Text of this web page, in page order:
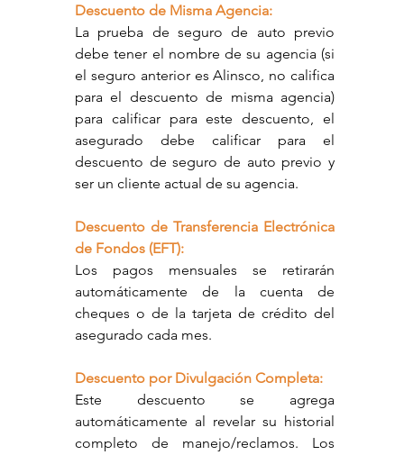
Descuento de Misma Agencia:
La prueba de seguro de auto previo
debe tener el nombre de su agencia (si
el seguro anterior es Alinsco, no califica
para el descuento de misma agencia)
para calificar para este descuento, el
asegurado debe calificar para el
descuento de seguro de auto previo y
ser un cliente actual de su agencia.
Descuento de Transferencia Electrónica
de Fondos (EFT):
Los pagos mensuales se retirarán
automáticamente de la cuenta de
cheques o de la tarjeta de crédito del
asegurado cada mes.
Descuento por Divulgación Completa:
Este descuento se agrega
automáticamente al revelar su historial
completo de manejo/reclamos. Los